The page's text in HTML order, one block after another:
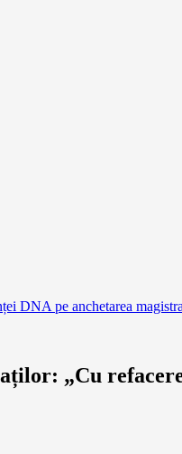
DNA pe anchetarea
„Cu